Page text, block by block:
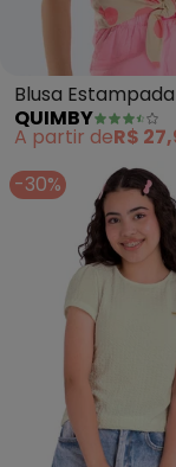
Blusa
(Bege)
QUIMBY
A partir deR$
-30%